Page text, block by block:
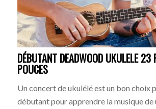
DÉBUTANT DEADWOOD UKULELE
POUCES
Un concert de ukulélé est un bon choix
débutant pour apprendre la musique de